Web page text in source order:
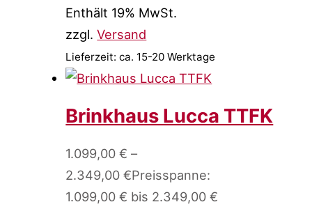
Enthält 19% MwSt.
zzgl.Versand
Lieferzeit: ca. 15-20 Werktage
Brinkhaus Lucca TTFK
1.099,00€ –
2.349,00€Preisspanne:
1.099,00 € bis 2.349,00 €